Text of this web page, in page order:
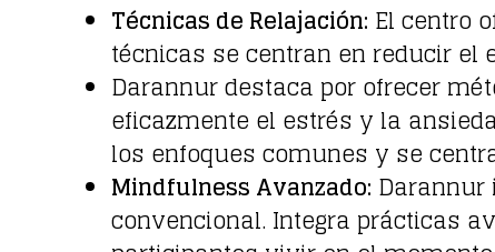
Técnicas de Relajación: El centro
técnicas se centran en reducir
Darannur destaca por ofrecer
eficazmente el estrés y la
los enfoques comunes y se
Mindfulness Avanzado:
convencional. Integra prácticas